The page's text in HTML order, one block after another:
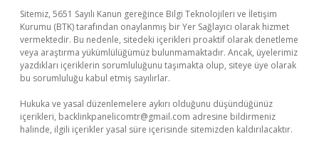
Sitemiz, 5651 Sayılı Kanun gereğince Bilgi Teknolojileri ve İletişim
Kurumu (BTK) tarafından onaylanmış bir Yer Sağlayıcı olarak hizmet
vermektedir. Bu nedenle, sitedeki içerikleri proaktif olarak denetleme
veya araştırma yükümlülüğümüz bulunmamaktadır. Ancak, üyelerimiz
yazdıkları içeriklerin sorumluluğunu taşımakta olup, siteye üye olarak
bu sorumluluğu kabul etmiş sayılırlar.
Hukuka ve yasal düzenlemelere aykırı olduğunu düşündüğünüz
içerikleri, backlinkpanelicomtr@gmail.com adresine bildirmeniz
halinde, ilgili içerikler yasal süre içerisinde sitemizden kaldırılacaktır.